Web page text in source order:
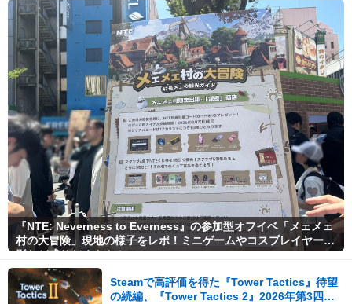
『NTE: Neverness to Everness』の参加型オフイベ「メェメェ
村の大冒険」現地の様子をレポ！ミニゲームやコスプレイヤー撮
影など盛りだくさん！
Steamで高評価を得た『Tower Tactics』待望
の続編、『Tower Tactics 2』2026年第3四半